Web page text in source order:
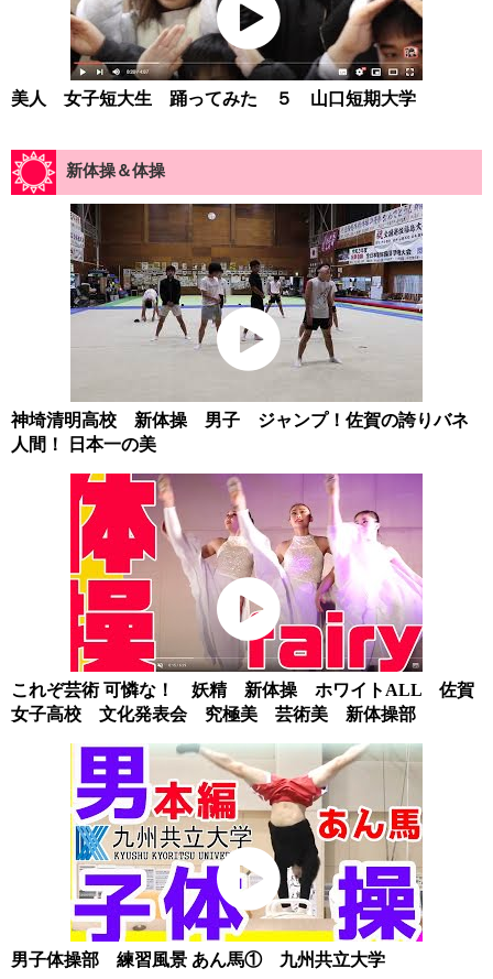
美人 女子短大生 踊ってみた ５ 山口短期大学
新体操＆体操
神埼清明高校 新体操 男子 ジャンプ！佐賀の誇りバネ
人間！ 日本一の美
これぞ芸術 可憐な！ 妖精 新体操 ホワイトALL 佐賀
女子高校 文化発表会 究極美 芸術美 新体操部
男子体操部 練習風景 あん馬① 九州共立大学